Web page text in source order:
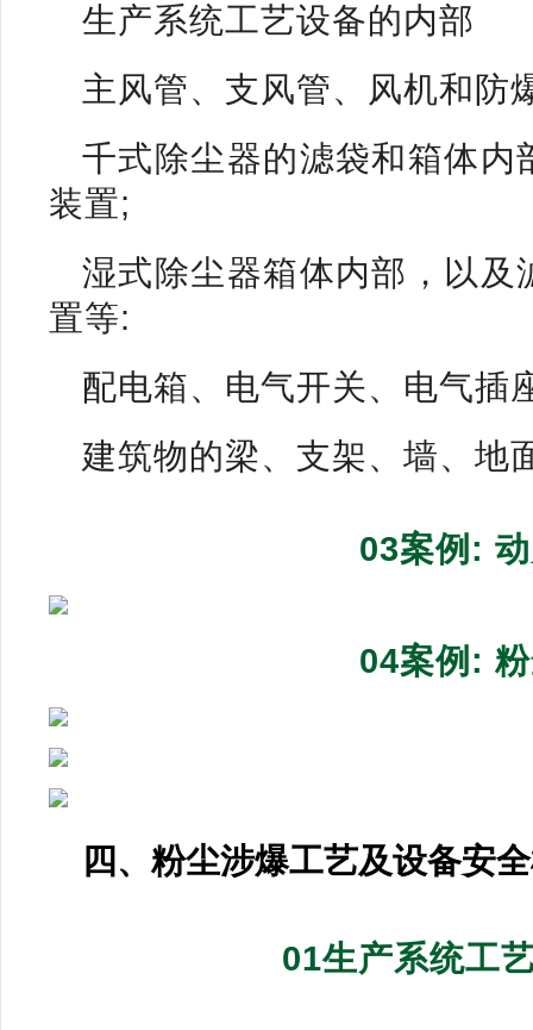
生产系统工艺设备的内部
主风管、支风管、风机和防
千式除尘器的滤袋和箱体
装置;
湿式除尘器箱体内部，以
置等:
配电箱、电气开关、电气插
建筑物的梁、支架、墙、地
03案例:
04案例:
四、粉尘涉爆工艺及设备安
01生产系统工